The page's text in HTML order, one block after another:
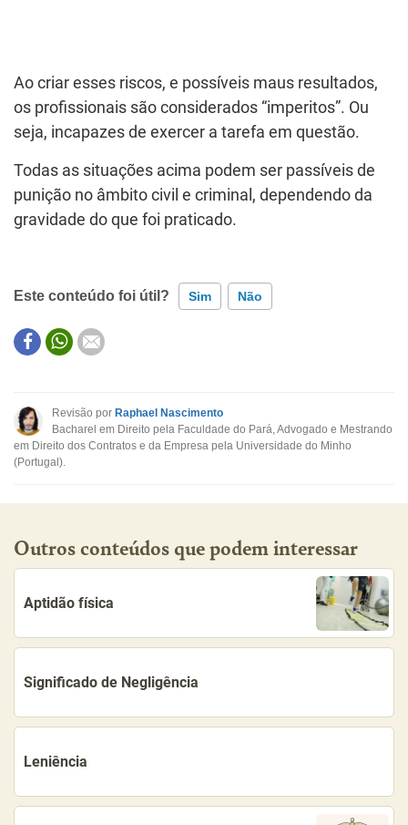
Ao criar esses riscos, e possíveis maus resultados,
os profissionais são considerados “imperitos”. Ou
seja, incapazes de exercer a tarefa em questão.
Todas as situações acima podem ser passíveis de
punição no âmbito civil e criminal, dependendo da
gravidade do que foi praticado.
Este conteúdo foi útil? Sim Não
Este conteúdo não tem a informação que procuro
Outro
Revisão por Raphael Nascimento
Bacharel em Direito pela Faculdade do Pará, Advogado e Mestrando
em Direito dos Contratos e da Empresa pela Universidade do Minho
(Portugal).
Outros conteúdos que podem interessar
Aptidão física
Significado de Negligência
Leniência